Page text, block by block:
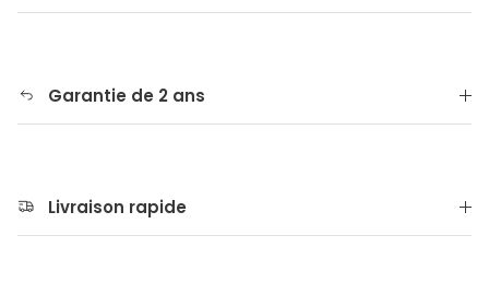
Garantie de 2 ans
Livraison rapide